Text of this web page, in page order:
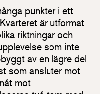
punkter i ett
är utformat
riktningar och
som inte
av en lägre del
som ansluter mot
mot